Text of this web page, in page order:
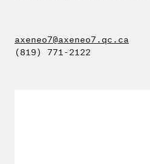
axeneo7@axeneo7.qc.ca
(819) 771-2122